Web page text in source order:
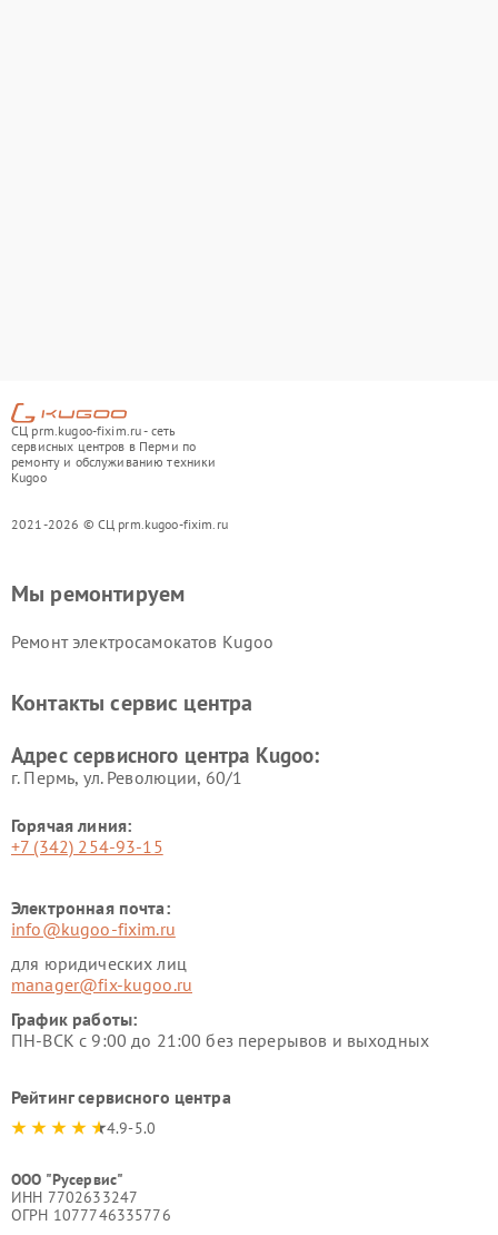
СЦ prm.kugoo-fixim.ru - сеть
сервисных центров в Перми по
ремонту и обслуживанию техники
Kugoo
2021-2026 © СЦ prm.kugoo-fixim.ru
Мы ремонтируем
Ремонт электросамокатов Kugoo
Контакты сервис центра
Адрес сервисного центра Kugoo:
г. Пермь, ул. ​Революции, 60/1
Горячая линия:
+7 (342) 254-93-15
Электронная почта:
info@kugoo-fixim.ru
для юридических лиц
manager@fix-kugoo.ru
График работы:
ПН-ВСК с 9:00 до 21:00 без перерывов и выходных
Рейтинг сервисного центра
4.9-5.0
ООО "Русервис"
ИНН 7702633247
ОГРН 1077746335776